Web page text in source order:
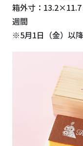
箱外寸：
週間
※5月1日（金）以